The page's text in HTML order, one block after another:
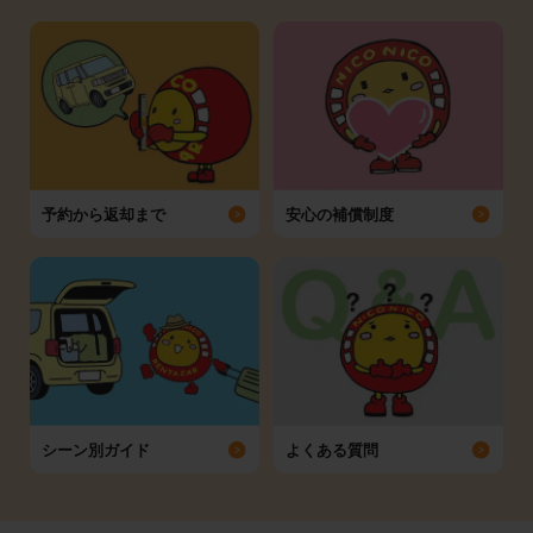
予約から返却まで 安心の補償制度
シーン別ガイド よくある質問